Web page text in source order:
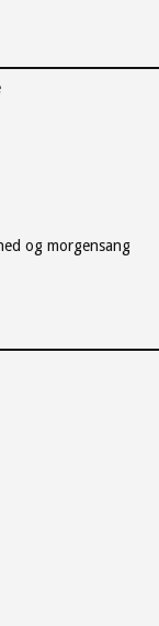
og morgensang